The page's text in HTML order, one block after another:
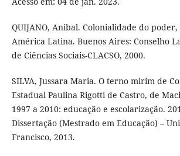
QUIJANO, Anibal. Colonialidade do
América Latina. Buenos Aires: Conselho
de Ciências Sociais-CLACSO, 2000.
SILVA, Jussara Maria. O terno mirim de
Estadual Paulina Rigotti de Castro, de
1997 a 2010: educação e escolarização.
Dissertação (Mestrado em Educação) –
Francisco, 2013.